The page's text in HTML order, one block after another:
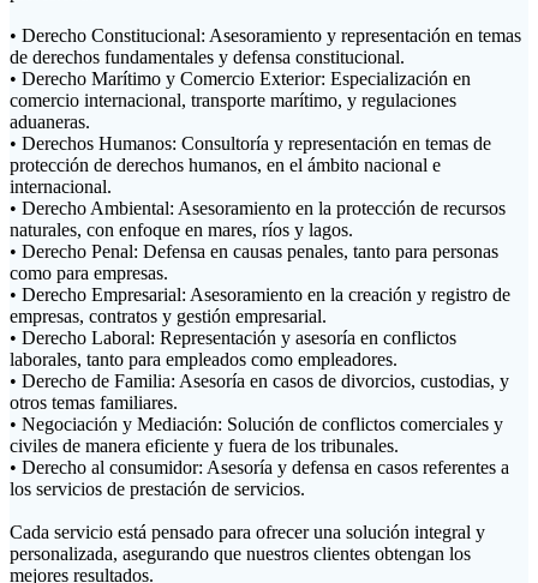
• Derecho Constitucional: Asesoramiento y representación en temas
de derechos fundamentales y defensa constitucional.
• Derecho Marítimo y Comercio Exterior: Especialización en
comercio internacional, transporte marítimo, y regulaciones
aduaneras.
• Derechos Humanos: Consultoría y representación en temas de
protección de derechos humanos, en el ámbito nacional e
internacional.
• Derecho Ambiental: Asesoramiento en la protección de recursos
naturales, con enfoque en mares, ríos y lagos.
• Derecho Penal: Defensa en causas penales, tanto para personas
como para empresas.
• Derecho Empresarial: Asesoramiento en la creación y registro de
empresas, contratos y gestión empresarial.
• Derecho Laboral: Representación y asesoría en conflictos
laborales, tanto para empleados como empleadores.
• Derecho de Familia: Asesoría en casos de divorcios, custodias, y
otros temas familiares.
• Negociación y Mediación: Solución de conflictos comerciales y
civiles de manera eficiente y fuera de los tribunales.
• Derecho al consumidor: Asesoría y defensa en casos referentes a
los servicios de prestación de servicios.
Cada servicio está pensado para ofrecer una solución integral y
personalizada, asegurando que nuestros clientes obtengan los
mejores resultados.